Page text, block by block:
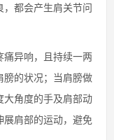
都会产生肩关节问
异响，且持续一两
的状况；当肩膀做
角度的手及肩部动
肩部的运动，避免